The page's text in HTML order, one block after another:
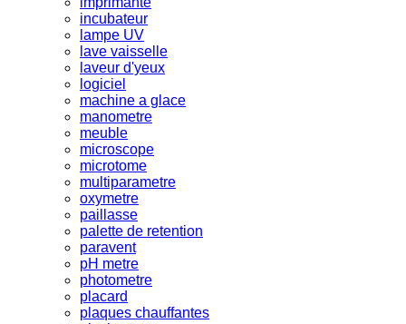
incubateur
lampe UV
lave vaisselle
laveur d'yeux
logiciel
machine a glace
manometre
meuble
microscope
microtome
multiparametre
oxymetre
paillasse
palette de retention
paravent
pH metre
photometre
placard
plaques chauffantes